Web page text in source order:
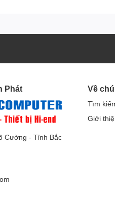
micro HDMI và HDMI đầu cáp
và một đầu chuẩn HDMI
điện thoại, máy ảnh sang
dẫn tốt nhất
Phát
Cường - Tỉnh Bắc
Về
Tìm
Giới